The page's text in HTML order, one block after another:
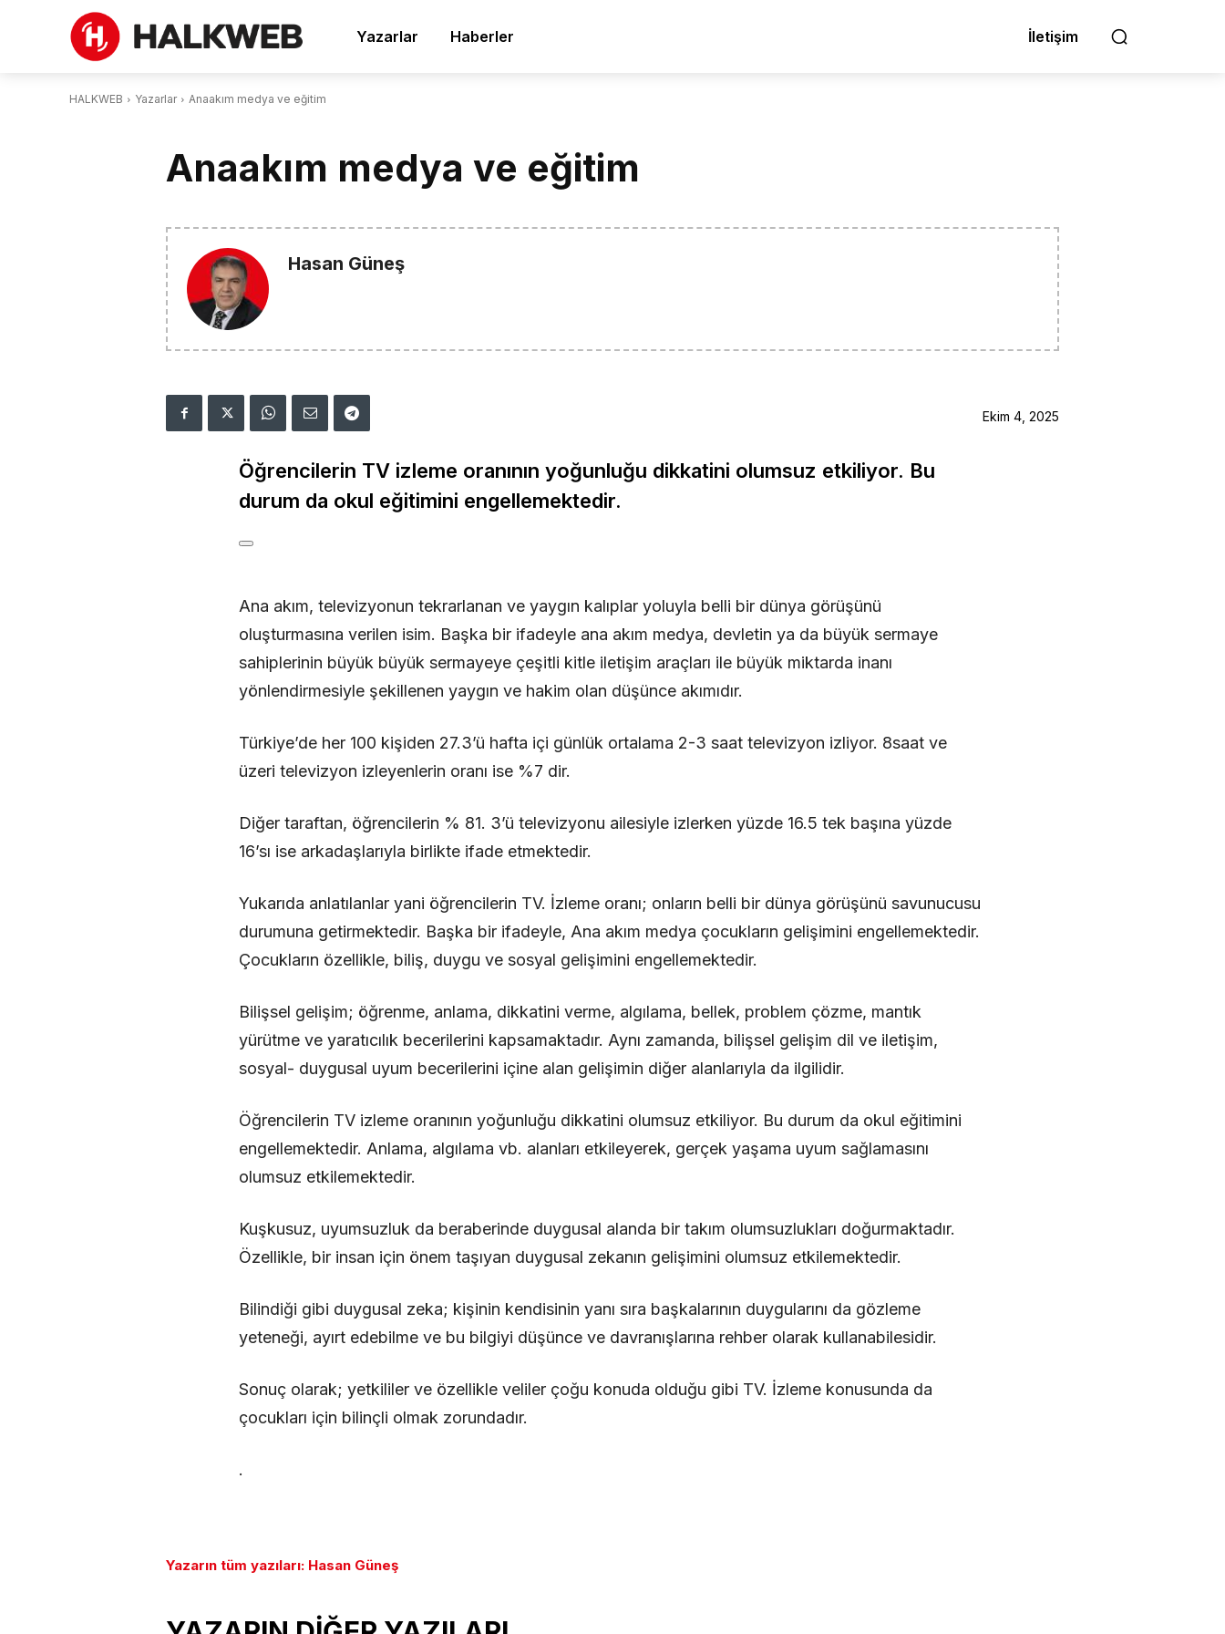
Yazarlar Haberler İletişim
HALKWEB Yazarlar Anaakım medya ve eğitim
Anaakım medya ve eğitim
Hasan Güneş
Ekim 4, 2025
Öğrencilerin TV izleme oranının yoğunluğu dikkatini olumsuz etkiliyor. Bu
durum da okul eğitimini engellemektedir.
Ana akım, televizyonun tekrarlanan ve yaygın kalıplar yoluyla belli bir dünya görüşünü
oluşturmasına verilen isim. Başka bir ifadeyle ana akım medya, devletin ya da büyük sermaye
sahiplerinin büyük büyük sermayeye çeşitli kitle iletişim araçları ile büyük miktarda inanı
yönlendirmesiyle şekillenen yaygın ve hakim olan düşünce akımıdır.
Türkiye’de her 100 kişiden 27.3’ü hafta içi günlük ortalama 2-3 saat televizyon izliyor. 8saat ve
üzeri televizyon izleyenlerin oranı ise %7 dir.
Diğer taraftan, öğrencilerin % 81. 3’ü televizyonu ailesiyle izlerken yüzde 16.5 tek başına yüzde
16’sı ise arkadaşlarıyla birlikte ifade etmektedir.
Yukarıda anlatılanlar yani öğrencilerin TV. İzleme oranı; onların belli bir dünya görüşünü savunucusu
durumuna getirmektedir. Başka bir ifadeyle, Ana akım medya çocukların gelişimini engellemektedir.
Çocukların özellikle, biliş, duygu ve sosyal gelişimini engellemektedir.
Bilişsel gelişim; öğrenme, anlama, dikkatini verme, algılama, bellek, problem çözme, mantık
yürütme ve yaratıcılık becerilerini kapsamaktadır. Aynı zamanda, bilişsel gelişim dil ve iletişim,
sosyal- duygusal uyum becerilerini içine alan gelişimin diğer alanlarıyla da ilgilidir.
Öğrencilerin TV izleme oranının yoğunluğu dikkatini olumsuz etkiliyor. Bu durum da okul eğitimini
engellemektedir. Anlama, algılama vb. alanları etkileyerek, gerçek yaşama uyum sağlamasını
olumsuz etkilemektedir.
Kuşkusuz, uyumsuzluk da beraberinde duygusal alanda bir takım olumsuzlukları doğurmaktadır.
Özellikle, bir insan için önem taşıyan duygusal zekanın gelişimini olumsuz etkilemektedir.
Bilindiği gibi duygusal zeka; kişinin kendisinin yanı sıra başkalarının duygularını da gözleme
yeteneği, ayırt edebilme ve bu bilgiyi düşünce ve davranışlarına rehber olarak kullanabilesidir.
Sonuç olarak; yetkililer ve özellikle veliler çoğu konuda olduğu gibi TV. İzleme konusunda da
çocukları için bilinçli olmak zorundadır.
.
Yazarın tüm yazıları: Hasan Güneş